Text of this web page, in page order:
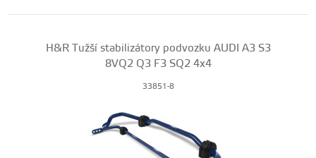
H&R Tužší stabilizátory podvozku AUDI A3 S3
8VQ2 Q3 F3 SQ2 4x4
33851-8